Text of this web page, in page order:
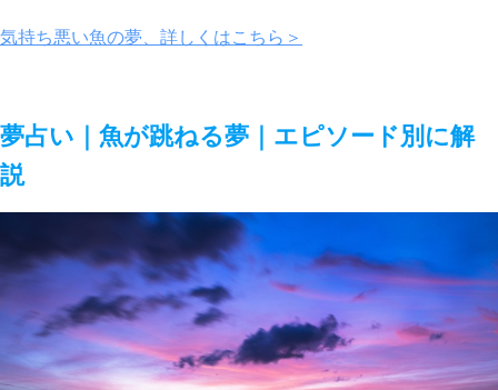
気持ち悪い魚の夢、詳しくはこちら＞
夢占い｜魚が跳ねる夢｜エピソード別に解
説